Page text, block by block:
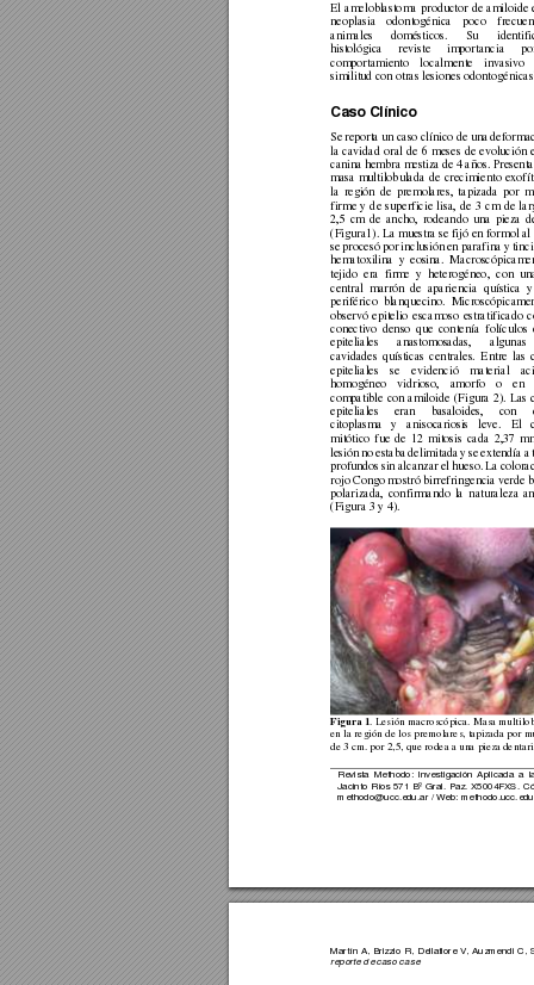
Revista Methodo: nvestigación Aplicada a
Jacinto Ríos 571 Bº Gral. Paz. X5004FXS.
methodo@ucc.edu.ar / Web: methodo.ucc.ed
El ameloblastoma productor de amiloide
neoplasia
odontogénica poco
animales
domésticos. Su
histológica
reviste importancia
comportamiento
localmente invasivo
similitud con otras lesiones odontogénicas
Caso Clínico
Se reporta un caso clínico de una defor
la cavidad oral de 6 meses de evolución
canina hembra mestiza de 4 años.
masa multilobulada de crecimiento
la región de premolares, tapizada por
firme y de superficie lisa, de 3 cm de
2,5 cm de ancho, rodeando una pieza
(Figura1). La muestra se fijó en formol al
se procesó por inclusión en parafina y
hematoxilina
y eosina.
tejido
era firme y heterogéneo, con
central marrón de apariencia quística
y
periférico
blanquecino.
observó epitelio escamoso estratificado
conectivo denso que contenía folículos
epiteliales
anastomosadas,
algunas
cavidades quísticas centrales. Entre las
epiteliales
se evidenció material ac
homogéneo
vidrioso, amorfo o
en
compatible con amiloide (Figura 2). Las
epiteliales
eran basaloides, con
citoplasma
y anisocariosis leve. El
mitótico fue de 12 mitosis cada 2,37
lesión no estaba delimitada y se extendía a
profundos sin alcanzar el hueso. La
rojo Congo mostró birrefringencia verde
polarizada, confirmando la naturaleza
(Figura 3 y 4).
Figura 1. Lesión macroscópica. Masa
en la región de los premolares, tapizada por m
de 3 cm. por 2,5, que rodea a una pieza
Martín A, Brizzio R, Dellafiore V, Auzmendi C,
reporte de caso case